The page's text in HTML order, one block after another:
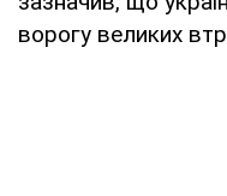
ворогу великих